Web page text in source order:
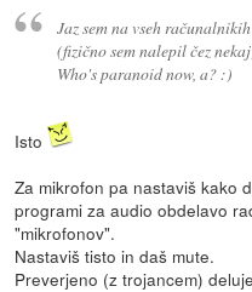
Jaz sem na vseh
(fizično sem nalepil čez
Who's paranoid now, a? :)
Isto
Za mikrofon pa nastaviš kako
programi za audio obdelavo
"mikrofonov".
Nastaviš tisto in daš mute.
Preverjeno (z trojancem)